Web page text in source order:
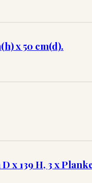
x 50 cm(d).
x 139 H, 3 x